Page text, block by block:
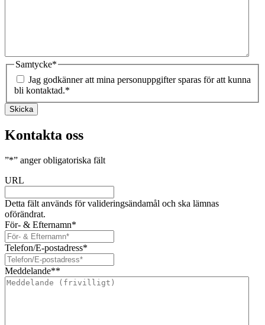
Samtycke*
Jag godkänner att mina personuppgifter sparas för att kunna
bli kontaktad.*
Skicka
Kontakta oss
”*” anger obligatoriska fält
URL
Detta fält används för valideringsändamål och ska lämnas
oförändrat.
För- & Efternamn*
Telefon/E-postadress*
Meddelande**